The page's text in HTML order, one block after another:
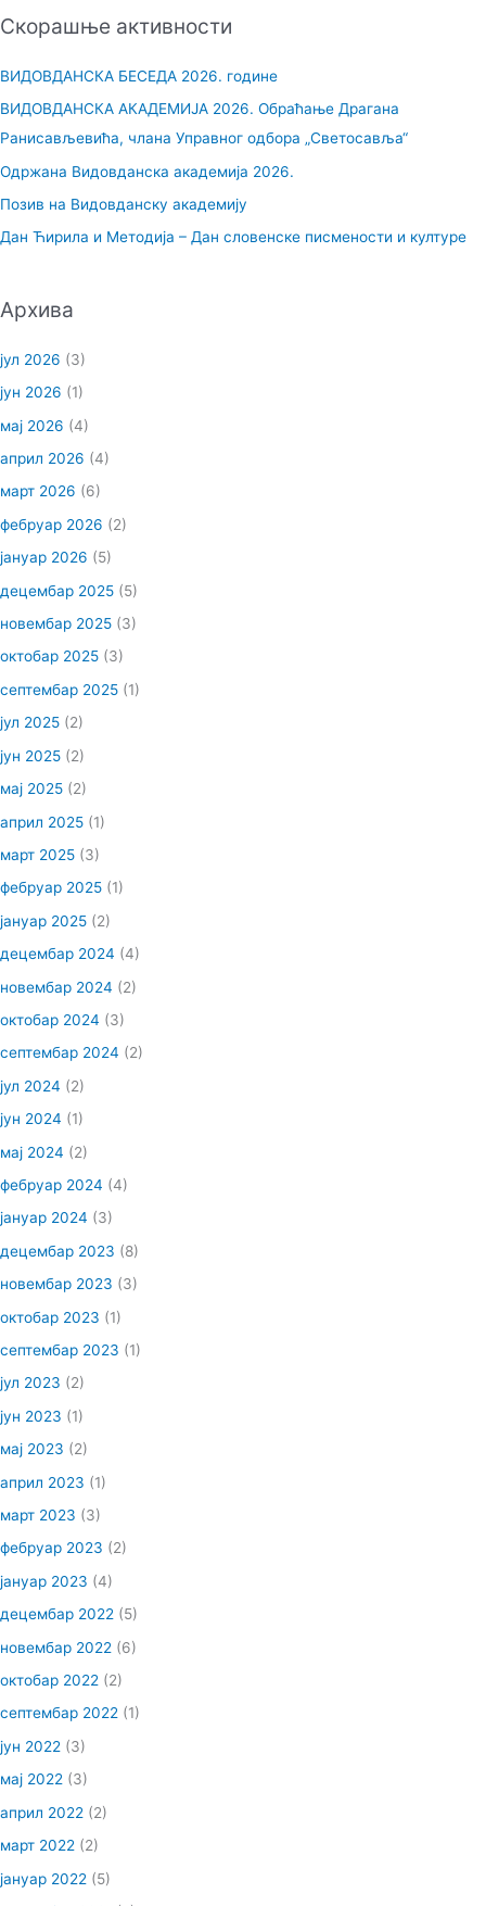
т
з
а
:
Скорашње активности
ВИДОВДАНСКА БЕСЕДА 2026. године
ВИДОВДАНСКА АКАДЕМИЈА 2026. Обраћање Драгана
Ранисављевића, члана Управног одбора „Светосавља“
Одржана Видовданска академија 2026.
Позив на Видовданску академију
Дан Ћирила и Методија – Дан словенске писмености и културе
Архива
јул 2026 (3)
јун 2026 (1)
мај 2026 (4)
април 2026 (4)
март 2026 (6)
фебруар 2026 (2)
јануар 2026 (5)
децембар 2025 (5)
новембар 2025 (3)
октобар 2025 (3)
септембар 2025 (1)
јул 2025 (2)
јун 2025 (2)
мај 2025 (2)
април 2025 (1)
март 2025 (3)
фебруар 2025 (1)
јануар 2025 (2)
децембар 2024 (4)
новембар 2024 (2)
октобар 2024 (3)
септембар 2024 (2)
јул 2024 (2)
јун 2024 (1)
мај 2024 (2)
фебруар 2024 (4)
јануар 2024 (3)
децембар 2023 (8)
новембар 2023 (3)
октобар 2023 (1)
септембар 2023 (1)
јул 2023 (2)
јун 2023 (1)
мај 2023 (2)
април 2023 (1)
март 2023 (3)
фебруар 2023 (2)
јануар 2023 (4)
децембар 2022 (5)
новембар 2022 (6)
октобар 2022 (2)
септембар 2022 (1)
јун 2022 (3)
мај 2022 (3)
април 2022 (2)
март 2022 (2)
јануар 2022 (5)